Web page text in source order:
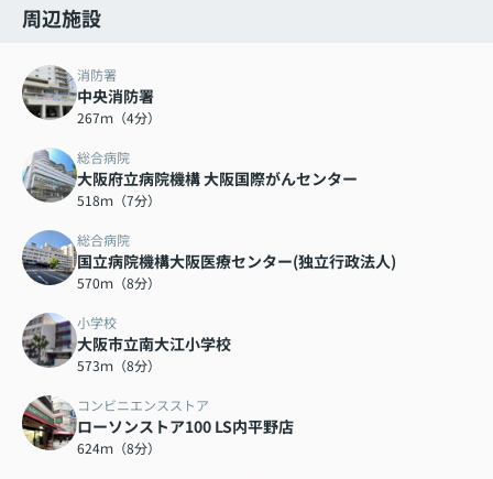
周辺施設
消防署
中央消防署
267ｍ（4分）
総合病院
大阪府立病院機構 大阪国際がんセンター
518ｍ（7分）
総合病院
国立病院機構大阪医療センター(独立行政法人)
570ｍ（8分）
小学校
大阪市立南大江小学校
573ｍ（8分）
コンビニエンスストア
ローソンストア100 LS内平野店
624ｍ（8分）